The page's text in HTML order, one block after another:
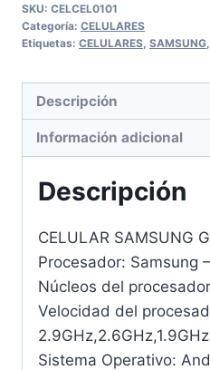
SKU: CELCEL0101
Categoría: CELULARES
Etiquetas: CELULARES SAMSUNG
Descripción
Información adicional
Descripción
CELULAR SAMSUNG
Procesador: Samsung
Núcleos del
Velocidad del
2.9GHz,2.6GHz,1.9GHz
Sistema Operativo: